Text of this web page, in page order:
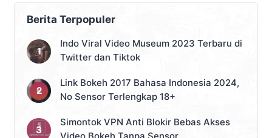
Berita Terpopuler
Indo Viral Video Museum 2023 Terbaru di
Twitter dan Tiktok
Link Bokeh 2017 Bahasa Indonesia 2024,
No Sensor Terlengkap 18+
Simontok VPN Anti Blokir Bebas Akses